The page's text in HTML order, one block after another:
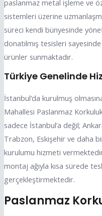
paslanmaz metal işleme ve
sistemleri üzerine
süreci kendi bünyesinde
donatılmış tesisleri
ürünler sunmaktadır.
Türkiye Genelinde
İstanbul’da kurulmuş
Mahallesi Paslanmaz
sadece İstanbul’a değil;
Trabzon, Eskişehir ve daha
kurulumu hizmeti
montaj ağıyla kısa sürede
gerçekleştirmektedir.
Paslanmaz